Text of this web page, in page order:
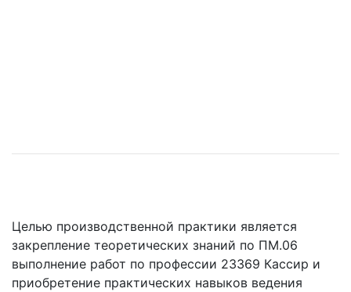
Целью производственной практики является
закрепление теоретических знаний по ПМ.06
выполнение работ по профессии 23369 Кассир и
приобретение практических навыков ведения